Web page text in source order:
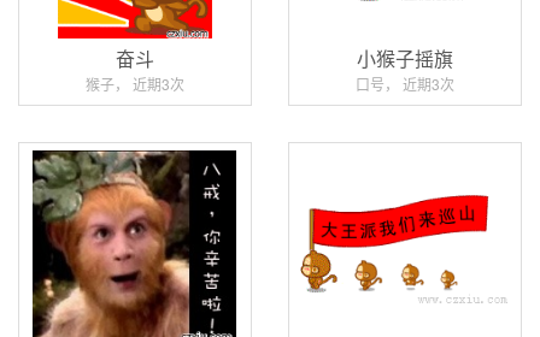
奋斗
猴子， 近期3次
小猴子摇旗
口号， 近期3次